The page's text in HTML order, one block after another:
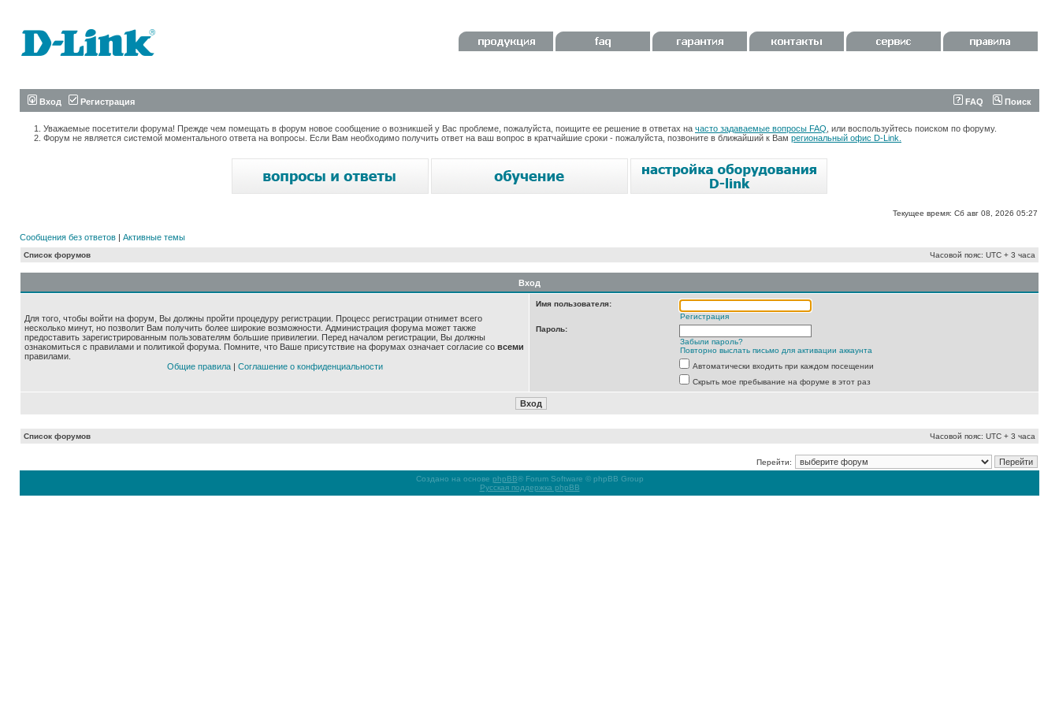
Вход Регистрация FAQ Поиск
Уважаемые посетители форума! Прежде чем помещать в форум новое сообщение о возникшей у Вас проблеме, пожалуйста, поищите ее решение в ответах на часто задаваемые вопросы FAQ , или воспользуйтесь поиском по форуму.
Форум не является системой моментального ответа на вопросы. Если Вам необходимо получить ответ на ваш вопрос в кратчайшие сроки - пожалуйста, позвоните в ближайший к Вам региональный офис D-Link.
Текущее время: Сб авг 08, 2026 05:27
Сообщения без ответов | Активные темы
Список форумов Часовой пояс: UTC + 3 часа
Вход
Для того, чтобы войти на форум, Вы должны пройти процедуру регистрации. Процесс регистрации отнимет всего
несколько минут, но позволит Вам получить более широкие возможности. Администрация форума может также
предоставить зарегистрированным пользователям большие привилегии. Перед началом регистрации, Вы должны
ознакомиться с правилами и политикой форума. Помните, что Ваше присутствие на форумах означает согласие со всеми
правилами.
Общие правила| Соглашение о конфиденциальности
Имя пользователя:
Регистрация
Пароль:
Забыли пароль?
Повторно выслать письмо для активации аккаунта
Автоматически входить при каждом посещении
Скрыть мое пребывание на форуме в этот раз
Список форумов Часовой пояс: UTC + 3 часа
Перейти:
Создано на основе phpBB® Forum Software © phpBB Group
Русская поддержка phpBB